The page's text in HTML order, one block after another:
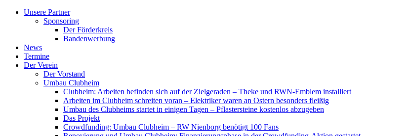
Unsere Partner
Sponsoring
Der Förderkreis
Bandenwerbung
News
Termine
Der Verein
Der Vorstand
Umbau Clubheim
Clubheim: Arbeiten befinden sich auf der Zielgeraden – Theke und RWN-Emblem installiert
Arbeiten im Clubheim schreiten voran – Elektriker waren an Ostern besonders fleißig
Umbau des Clubheims startet in einigen Tagen – Pflastersteine kostenlos abzugeben
Das Projekt
Crowdfunding: Umbau Clubheim – RW Nienborg benötigt 100 Fans